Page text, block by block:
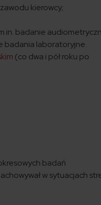
kierowcy;
badanie
badania laboratoryjne.
(co dwa i pół roku po
badań
w sytuacjach